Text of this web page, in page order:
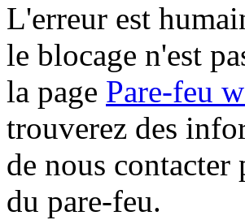
L'erreur est
le blocage n'est
la page Pare-feu
trouverez des
de nous contacter
du pare-feu.